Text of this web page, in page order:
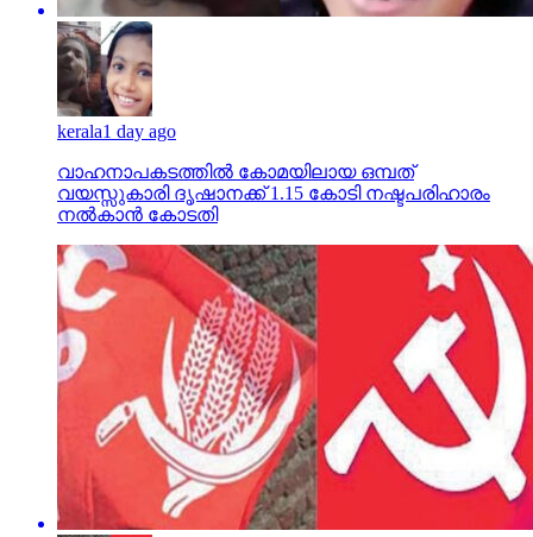
kerala1 day ago
വാഹനാപകടത്തില്‍ കോമയിലായ ഒമ്പത്
വയസ്സുകാരി ദൃഷാനക്ക് 1.15 കോടി നഷ്ടപരിഹാരം
നല്‍കാന്‍ കോടതി